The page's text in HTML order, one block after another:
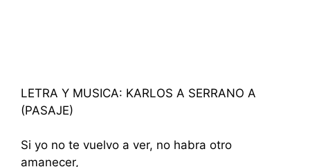
LETRA Y MUSICA: KARLOS A SERRANO A
(PASAJE)
Si yo no te vuelvo a ver, no habra otro
amanecer,